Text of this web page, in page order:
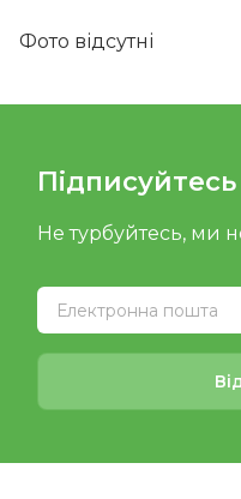
Фото відсутні
Не турбуйтесь, ми